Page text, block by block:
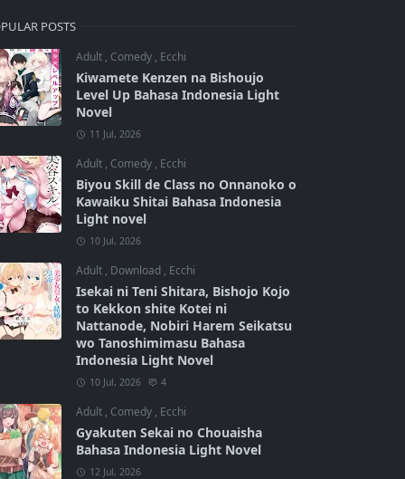
POSTS
Adult , Comedy , Ecchi
Kiwamete Kenzen na Bishoujo
Level Up Bahasa Indonesia Light
Novel
11 Jul, 2026
Adult , Comedy , Ecchi
Biyou Skill de Class no Onnanoko o
Kawaiku Shitai Bahasa Indonesia
Light novel
10 Jul, 2026
Adult , Download , Ecchi
Isekai ni Teni Shitara, Bishojo Kojo
to Kekkon shite Kotei ni
Nattanode, Nobiri Harem Seikatsu
wo Tanoshimimasu Bahasa
Indonesia Light Novel
10 Jul, 2026 4
Adult , Comedy , Ecchi
Gyakuten Sekai no Chouaisha
Bahasa Indonesia Light Novel
12 Jul, 2026